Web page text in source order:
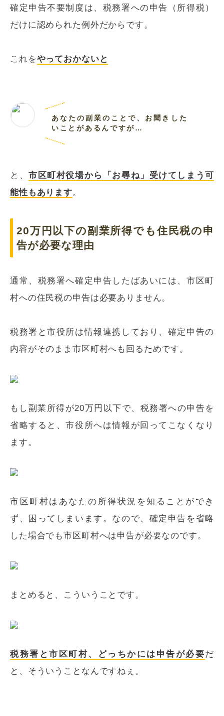
確定申告不要制度は、税務署への申告（所得税）
だけに認められた例外だからです。
これをやっておかないと
あなたの副業のことで、お聞きした
いことがあるんですが…
と、市区町村役場から「お尋ね」受けてしまう可
能性もあります。
20万円以下の副業所得でも住民税の申
告が必要な理由
通常、税務署へ確定申告したばあいには、市区町
村への住民税の申告は必要ありません。
税務署と市役所は情報連携しており、確定申告の
内容がそのまま市区町村へも回るためです。
もし副業所得が20万円以下で、税務署への申告を
省略すると、市役所へは情報が回ってこなくなり
ます。
市区町村はあなたの所得状況を知ることができ
ず、困ってしまいます。なので、確定申告を省略
した場合でも市区町村へは申告が必要なのです。
まとめると、こういうことです。
税務署と市区町村、どっちかには申告が必要だ
と、そういうことなんですねぇ。